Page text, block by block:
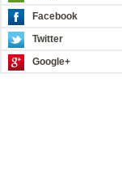
Facebook
Twitter
Google+